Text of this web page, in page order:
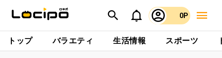
0P
トップ バラエティ 生活情報 スポーツ